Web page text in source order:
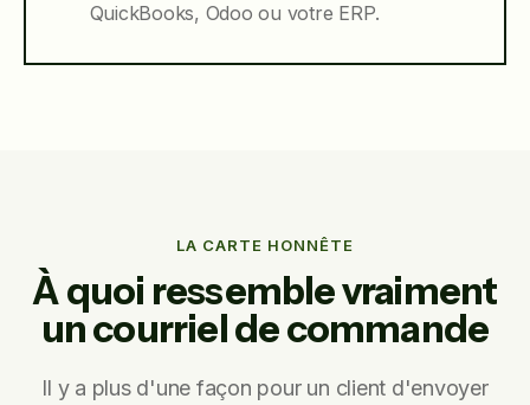
QuickBooks, Odoo ou votre ERP.
LA CARTE HONNÊTE
À quoi ressemble vraiment
un courriel de commande
Il y a plus d'une façon pour un client d'envoyer